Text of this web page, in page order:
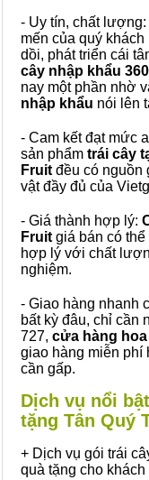
- Uy tín, chất
mến của quý khách
dồi, phát triển cái
cây nhập khẩu
nay một phần nhờ
nhập khẩu nói lên
- Cam kết đạt mức
sản phẩm trái cây
Fruit đều có nguồn
vật đầy đủ của
- Giá thành hợp lý:
Fruit giá bán có
hợp lý với chất
nghiệm.
- Giao hàng nhanh
bất kỳ đâu, chỉ cần
727, cửa hàng
giao hàng miễn phí
cần gấp.
Dịch vụ nổi
tặng Tân Quý
+ Dịch vụ gói trái
quà tặng cho khách